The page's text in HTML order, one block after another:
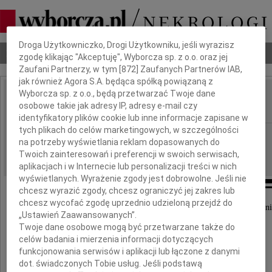
Nekrologi Odeszli Poradnik pogrzebowy
IMIĘ I NAZWISKO: Józef Furdyna
REGION: Kraków
DATA EMISJI: 04.10.2023
Z głębokim smutkiem zawiadamiamy, że dnia 29
odszedł nasz Tata, Brat i Dziadek
Dbamy o Twoją prywatność
Droga Użytkowniczko, Drogi Użytkowniku, jeśli wyrazisz
zgodę klikając "Akceptuję", Wyborcza sp. z o.o. oraz jej
Zaufani Partnerzy, w tym [872 ] Zaufanych Partnerów IAB,
jak również Agora S.A. będąca spółką powiązaną z
Wyborcza sp. z o.o., będą przetwarzać Twoje dane
osobowe takie jak adresy IP, adresy e-mail czy
identyfikatory plików cookie lub inne informacje zapisane w
tych plikach do celów marketingowych, w szczególności
na potrzeby wyświetlania reklam dopasowanych do
Twoich zainteresowań i preferencji w swoich serwisach,
aplikacjach i w Internecie lub personalizacji treści w nich
wyświetlanych. Wyrażenie zgody jest dobrowolne. Jeśli nie
chcesz wyrazić zgody, chcesz ograniczyć jej zakres lub
chcesz wycofać zgodę uprzednio udzieloną przejdź do
„Ustawień Zaawansowanych”.
Twoje dane osobowe mogą być przetwarzane także do
celów badania i mierzenia informacji dotyczących
funkcjonowania serwisów i aplikacji lub łączone z danymi
dot. świadczonych Tobie usług. Jeśli podstawą